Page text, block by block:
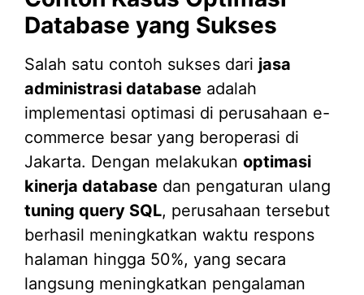
Database yang Sukses
Salah satu contoh sukses dari jasa
administrasi database adalah
implementasi optimasi di perusahaan e-
commerce besar yang beroperasi di
Jakarta. Dengan melakukan optimasi
kinerja database dan pengaturan ulang
tuning query SQL, perusahaan tersebut
berhasil meningkatkan waktu respons
halaman hingga 50%, yang secara
langsung meningkatkan pengalaman